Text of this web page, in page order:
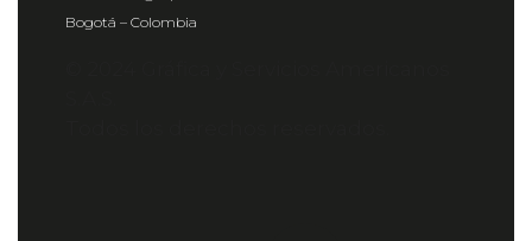
Bogotá – Colombia